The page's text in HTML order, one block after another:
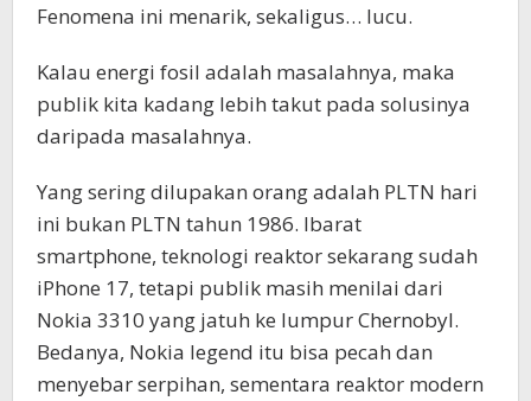
Fenomena ini menarik, sekaligus… lucu.
Kalau energi fosil adalah masalahnya, maka
publik kita kadang lebih takut pada solusinya
daripada masalahnya.
Yang sering dilupakan orang adalah PLTN hari
ini bukan PLTN tahun 1986. Ibarat
smartphone, teknologi reaktor sekarang sudah
iPhone 17, tetapi publik masih menilai dari
Nokia 3310 yang jatuh ke lumpur Chernobyl.
Bedanya, Nokia legend itu bisa pecah dan
menyebar serpihan, sementara reaktor modern